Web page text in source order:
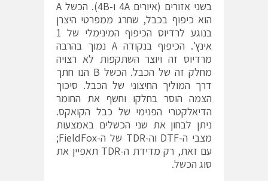
בשני אזורים (איורים 4A ו-4B). הכשל A
הוא כיפוף בכבל, שחרג ממפרטי היצרן
בנוגע לרדיוס הכיפוף המינימלי של 1
אינץ'. הכיפוף בנקודה A נמוך בהרבה
מרדיוס זה ויוצר השתקפות לא רצויה
מחלק זה של הכבל. הכשל B הנו חתך
דרך המוליך החיצוני של הכבל. סיכוך
הצמה הוסר בחלקו וחשף את החומר
הדיאלקטרי הפנימי של כבל הקואקס.
ניתן לבחון את שני הכשלים באמצעות
מצבי ה-DTF וה-TDR של ה-FieldFox;
עם זאת, רק מדידת ה-TDR תאפיין את
סוג הכשל.